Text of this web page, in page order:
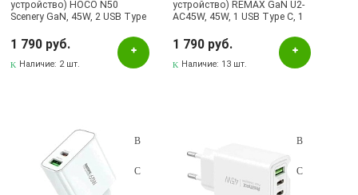
устройство) HOCO N50
Scenery GaN, 45W, 2 USB Type
белый
1 790 руб.
Наличие: 2 шт.
устройство) REMAX GaN U2-
AC45W, 45W, 1 USB Type C, 1
черный
1 790 руб.
Наличие: 13 шт.